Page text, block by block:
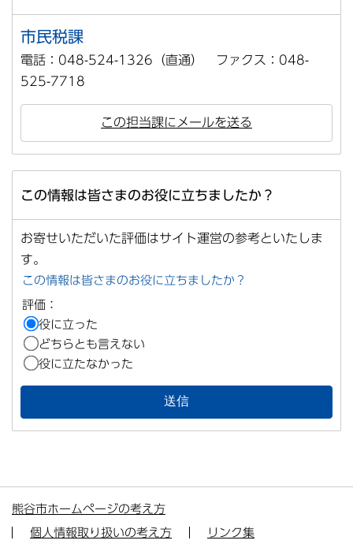
市民税課
電話：048-524-1326（直通） ファクス：048-
525-7718
この担当課にメールを送る
この情報は皆さまのお役に立ちましたか？
お寄せいただいた評価はサイト運営の参考といたしま
す。
この情報は皆さまのお役に立ちましたか？
評価：
役に立った
どちらとも言えない
役に立たなかった
熊谷市ホームページの考え方
個人情報取り扱いの考え方
リンク集